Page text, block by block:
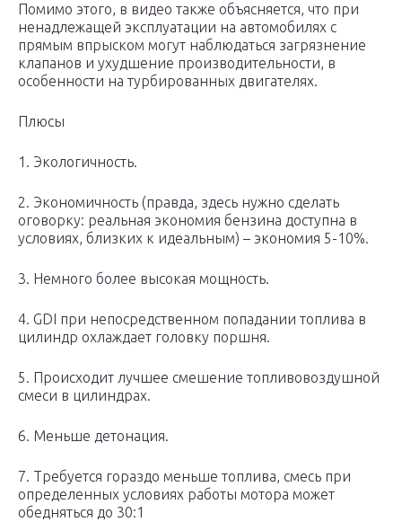
Помимо этого, в видео также объясняется, что при
ненадлежащей эксплуатации на автомобилях с
прямым впрыском могут наблюдаться загрязнение
клапанов и ухудшение производительности, в
особенности на турбированных двигателях.
Плюсы
1. Экологичность.
2. Экономичность (правда, здесь нужно сделать
оговорку: реальная экономия бензина доступна в
условиях, близких к идеальным) – экономия 5-10%.
3. Немного более высокая мощность.
4. GDI при непосредственном попадании топлива в
цилиндр охлаждает головку поршня.
5. Происходит лучшее смешение топливовоздушной
смеси в цилиндрах.
6. Меньше детонация.
7. Требуется гораздо меньше топлива, смесь при
определенных условиях работы мотора может
обедняться до 30:1